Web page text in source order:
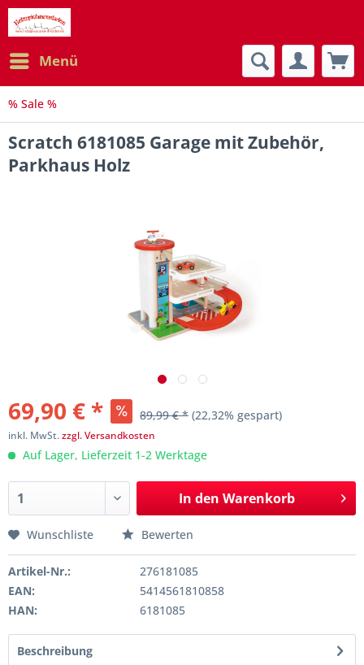
Menü
% Sale %
Scratch 6181085 Garage mit Zubehör,
Parkhaus Holz
69,90 € * 89,99 € * (22,32% gespart)
inkl. MwSt.zzgl. Versandkosten
Auf Lager, Lieferzeit 1-2 Werktage
In den Warenkorb
Wunschliste Bewerten
Artikel-Nr.:
276181085
EAN:
5414561810858
HAN:
6181085
Beschreibung